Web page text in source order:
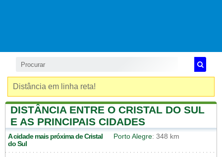
Distância em linha reta!
DISTÂNCIA ENTRE O CRISTAL DO SUL
E AS PRINCIPAIS CIDADES
A cidade mais próxima deCristal
do Sul
Porto Alegre: 348 km